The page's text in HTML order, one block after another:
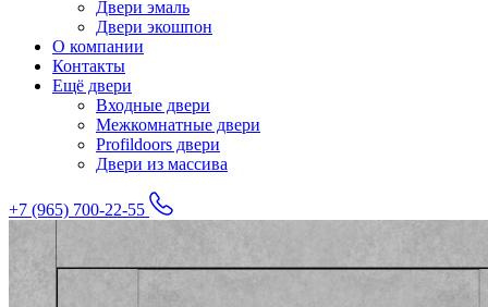
Двери эмаль
Двери экошпон
О компании
Контакты
Ещё двери
Входные двери
Межкомнатные двери
Profildoors двери
Двери из массива
+7 (965) 700-22-55